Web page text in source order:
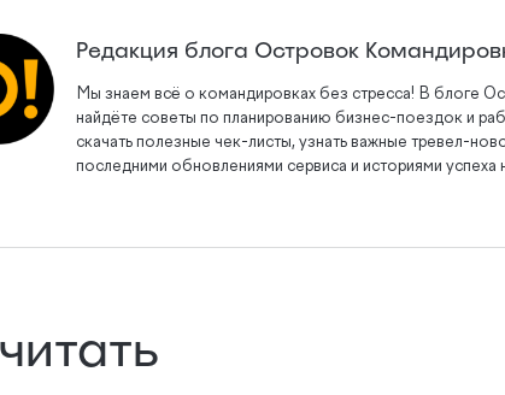
Редакция блога Островок
Мы знаем всё о командировках без стресса! В блоге
найдёте советы по планированию бизнес-поездок и
скачать полезные чек-листы, узнать важные тревел-
последними обновлениями сервиса и историями успеха